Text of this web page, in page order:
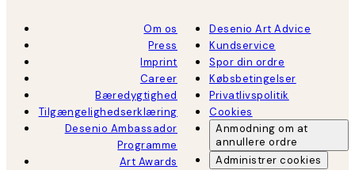
Om os
Press
Imprint
Career
Bæredygtighed
Tilgængelighedserklæring
Desenio Ambassador
Programme
Art Awards
Desenio Art Advice
Kundservice
Spor din ordre
Købsbetingelser
Privatlivspolitik
Cookies
Anmodning om at
annullere ordre
Administrer cookies